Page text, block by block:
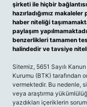
şirketi ile hiçbir
hazırladığımız
haber niteliği
paylaşım
benzerlikleri tamamen
halindedir ve tavsiye
Sitemiz, 5651 Sayılı
Kurumu (BTK) tarafından
vermektedir. Bu nedenle,
veya araştırma
yazdıkları içeriklerin